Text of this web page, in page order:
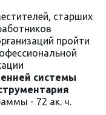
старших
пройти
системы
- 72 ак. ч.